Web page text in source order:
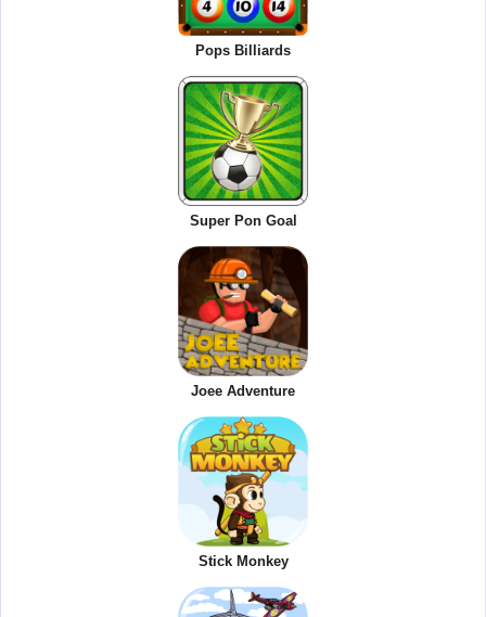
Pops Billiards
Super Pon Goal
Joee Adventure
Stick Monkey